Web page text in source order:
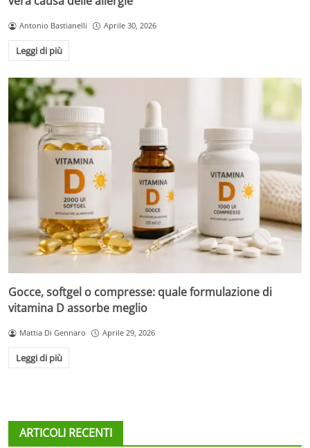
Antonio Bastianelli Aprile 30, 2026
Leggi di più
Gocce, softgel o compresse: quale formulazione di
vitamina D assorbe meglio
Mattia Di Gennaro Aprile 29, 2026
Leggi di più
ARTICOLI RECENTI